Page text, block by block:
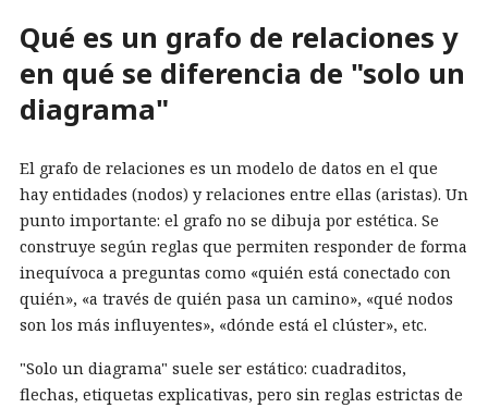
Qué es un grafo de relaciones y
en qué se diferencia de "solo un
diagrama"
El grafo de relaciones es un modelo de datos en el que
hay entidades (nodos) y relaciones entre ellas (aristas). Un
punto importante: el grafo no se dibuja por estética. Se
construye según reglas que permiten responder de forma
inequívoca a preguntas como «quién está conectado con
quién», «a través de quién pasa un camino», «qué nodos
son los más influyentes», «dónde está el clúster», etc.
"Solo un diagrama" suele ser estático: cuadraditos,
flechas, etiquetas explicativas, pero sin reglas estrictas de